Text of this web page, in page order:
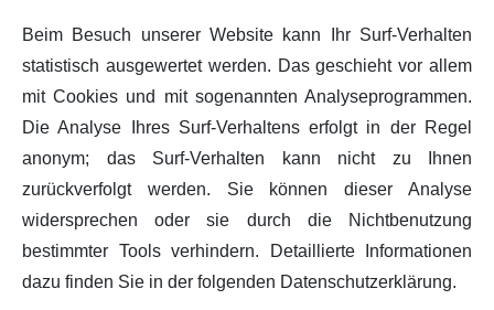
Beim Besuch unserer Website kann Ihr Surf-Verhalten
statistisch ausgewertet werden. Das geschieht vor allem
mit Cookies und mit sogenannten Analyseprogrammen.
Die Analyse Ihres Surf-Verhaltens erfolgt in der Regel
anonym; das Surf-Verhalten kann nicht zu Ihnen
zurückverfolgt werden. Sie können dieser Analyse
widersprechen oder sie durch die Nichtbenutzung
bestimmter Tools verhindern. Detaillierte Informationen
dazu finden Sie in der folgenden Datenschutzerklärung.